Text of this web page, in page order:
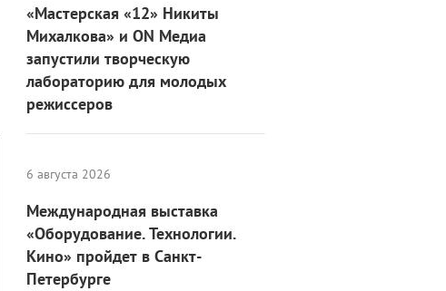
«Мастерская «12» Никиты
Михалкова» и ON Медиа
запустили творческую
лабораторию для молодых
режиссеров
6 августа 2026
Международная выставка
«Оборудование. Технологии.
Кино» пройдет в Санкт-
Петербурге